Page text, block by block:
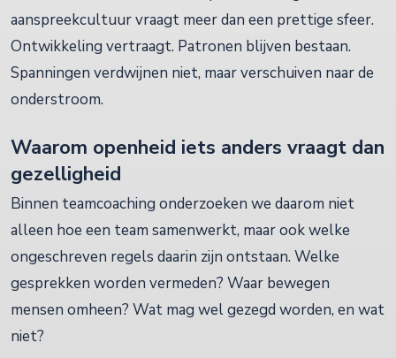
aanspreekcultuur vraagt meer dan een prettige sfeer.
Ontwikkeling vertraagt. Patronen blijven bestaan.
Spanningen verdwijnen niet, maar verschuiven naar de
onderstroom.
Waarom openheid iets anders vraagt dan
gezelligheid
Binnen teamcoaching onderzoeken we daarom niet
alleen hoe een team samenwerkt, maar ook welke
ongeschreven regels daarin zijn ontstaan. Welke
gesprekken worden vermeden? Waar bewegen
mensen omheen? Wat mag wel gezegd worden, en wat
niet?